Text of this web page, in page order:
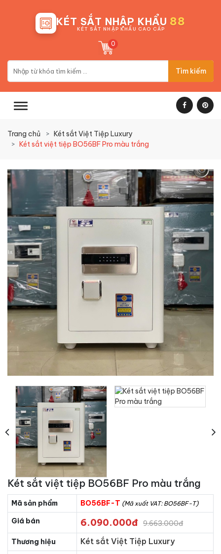
KÉT SẮT NHẬP KHẨU 88
KÉT SẮT NHẬP KHẨU CAO CẤP
0
Tìm kiếm
Trang chủ
Két sắt Việt Tiệp Luxury
Két sắt việt tiệp BO56BF Pro màu trắng
Két sắt việt tiệp BO56BF Pro màu trắng
Mã sản phẩm BO56BF-T (Mã xuất VAT: BO56BF-T)
Giá bán 6.090.000đ 9.663.000đ
Thương hiệu Két sắt Việt Tiệp Luxury